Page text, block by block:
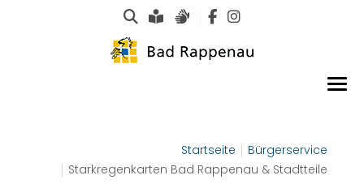
Suche
Leichte Sprache
Gebärdensprachen
Startseite
Bürgerservice
Starkregenkarten Bad Rappenau & Stadtteile